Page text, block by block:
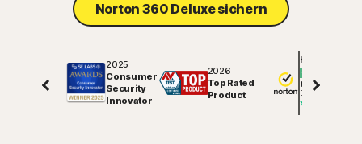
Norton 360 Deluxe sichern
2025
Consumer
Security
Innovator
2026
Top Rated
Product
Hervorragend
81847
Bewertungen auf